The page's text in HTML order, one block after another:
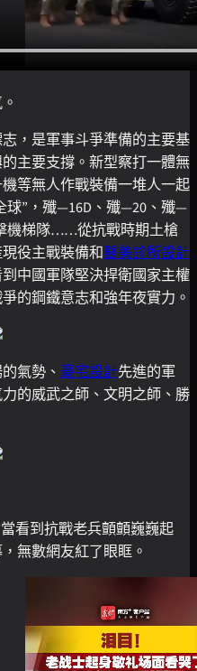
，是軍事斗爭準備的主要基
主要支撐。新型察打一體無
等無人作戰裝備一堆人一起
球”，殲—16D、殲—20、殲—
機梯隊……從抗戰時期土槍
役主戰裝備和醫美診所設計
中國軍隊堅決捍衛國家主權
的鋼鐵意志和強年夜實力。
氣勢、 豪宅設計先進的軍
的威武之師、文明之師、勝
看到抗戰老兵顫顫巍巍起
無數網友紅了眼眶。